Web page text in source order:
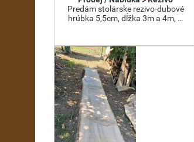
Predám stolárske rezivo-dubové
hrúbka 5,5cm, dĺžka 3m a 4m, …